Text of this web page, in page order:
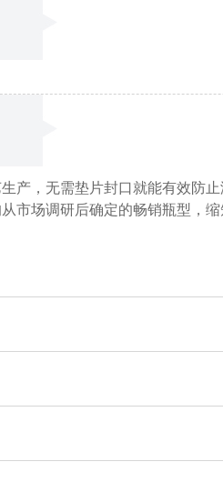
产，无需垫片封口就能有效防
市场调研后确定的畅销瓶型，